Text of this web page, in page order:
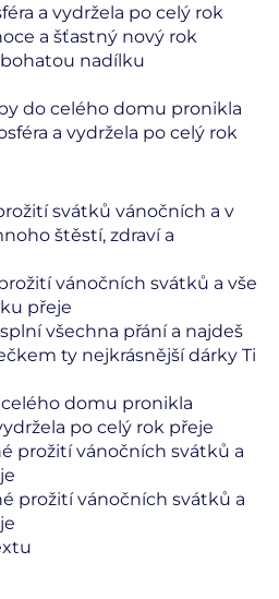
a vydržela po celý rok
a šťastný nový rok
bohatou nadílku
do celého domu pronikla
a vydržela po celý rok
svátků vánočních a v
štěstí, zdraví a
vánočních svátků a vše
přeje
všechna přání a najdeš
ty nejkrásnější dárky Ti
domu pronikla
po celý rok přeje
prožití vánočních svátků a
prožití vánočních svátků a